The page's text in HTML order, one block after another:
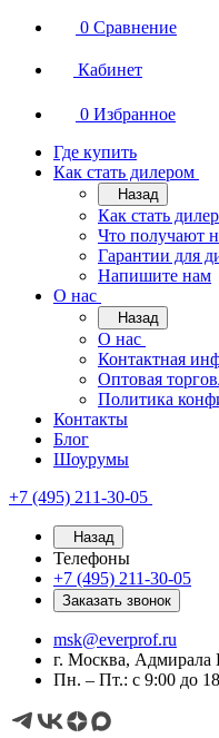
0 Сравнение
Кабинет
0 Избранное
Где купить
Как стать дилером
Назад
Как стать
Что получают
Гарантии для
Напишите нам
О нас
Назад
О нас
Контактная
Оптовая
Политика
Контакты
Блог
Шоурумы
+7 (495) 211-30-05
Назад
Телефоны
+7 (495) 211-30-05
Заказать звонок
msk@everprof.ru
г. Москва, Адмирала
Пн. – Пт.: с 9:00 до